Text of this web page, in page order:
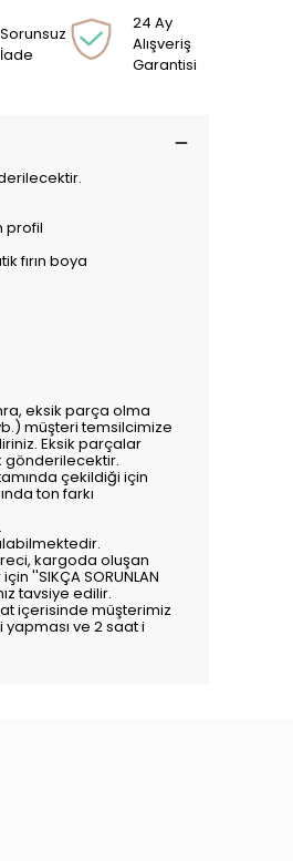
Sorunsuz
İade
24 Ay
Alışveriş
Garantisi
profil
fırın boya
eksik parça olma
müşteri temsilcimize
Eksik parçalar
gönderilecektir.
çekildiği için
ton farkı
kargoda oluşan
''SIKÇA SORUNLAN
tavsiye edilir.
içerisinde müşterimiz
ve 2 saat i